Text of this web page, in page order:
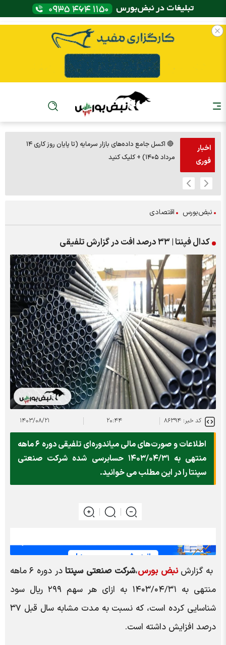
اخبار
فوری
🔴 اکسل جامع داده‌های بازار سرمایه (تا پایان روز کاری ۱۴
مرداد ۱۴۰۵) + کلیک کنید
نبض‌بورس اقتصادی
کدال فپنتا | ۳۳ درصد افت در گزارش تلفیقی
کد خبر: ۸۶۳۹۴ ۲۰:۴۴ ۱۴۰۳/۰۸/۲۱
اطلاعات و صورت‌های مالی میاندوره‌ای تلفیقی دوره ۶ ماهه
منتهی به ۱۴۰۳/۰۴/۳۱ حسابرسی شده شرکت صنعتی
سپنتا را در این مطلب می خوانید.
به گزارشنبض بورس،شرکت صنعتی سپنتا
در دوره ۶ ماهه
منتهی به ۱۴۰۳/۰۴/۳۱ به ازای هر سهم ۲۹۹ ریال سود
شناسایی کرده است، که نسبت به مدت مشابه سال قبل ۳۷
درصد افزایش داشته است.